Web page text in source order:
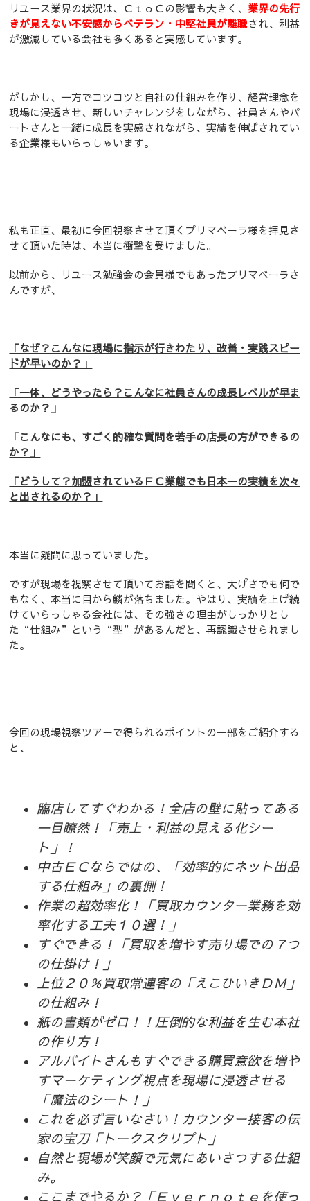
リユース業界の状況は、ＣｔｏＣの影響も大きく、 業界の先行
きが見えない不安感からベテラン・中堅社員が離職され、利益
が激減している会社も多くあると実感しています。
がしかし、一方でコツコツと自社の仕組みを作り、経営理念を
現場に浸透させ、新しいチャレンジをしながら、社員さんやパ
ートさんと一緒に成長を実感されながら、実績を伸ばされてい
る企業様もいらっしゃいます。
私も正直、最初に今回視察させて頂くプリマベーラ様を拝見さ
せて頂いた時は、本当に衝撃を受けました。
以前から、リユース勉強会の会員様でもあったプリマベーラさ
んですが、
「なぜ？こんなに現場に指示が行きわたり、改善・実践スピー
ドが早いのか？」
「一体、どうやったら？こんなに社員さんの成長レベルが早ま
るのか？」
「こんなにも、すごく的確な質問を若手の店長の方ができるの
か？」
「どうして？加盟されているＦＣ業態でも日本一の実績を次々
と出されるのか？」
本当に疑問に思っていました。
ですが現場を視察させて頂いてお話を聞くと、大げさでも何で
もなく、本当に目から鱗が落ちました。やはり、実績を上げ続
けていらっしゃる会社には、その強さの理由がしっかりとし
た“仕組み”という“型”があるんだと、再認識させられまし
た。
今回の現場視察ツアーで得られるポイントの一部をご紹介する
と、
臨店してすぐわかる！全店の壁に貼ってある
一目瞭然！「売上・利益の見える化シー
ト」！
中古ＥＣならではの、「効率的にネット出品
する仕組み」の裏側！
作業の超効率化！「買取カウンター業務を効
率化する工夫１０選！」
すぐできる！「買取を増やす売り場での７つ
の仕掛け！」
上位２０％買取常連客の「えこひいきＤＭ」
の仕組み！
紙の書類がゼロ！！圧倒的な利益を生む本社
の作り方！
アルバイトさんもすぐできる購買意欲を増や
すマーケティング視点を現場に浸透させる
「魔法のシート！」
これを必ず言いなさい！カウンター接客の伝
家の宝刀「トークスクリプト」
自然と現場が笑顔で元気にあいさつする仕組
み。
ここまでやるか？「Ｅｖｅｒｎｏｔｅを使っ